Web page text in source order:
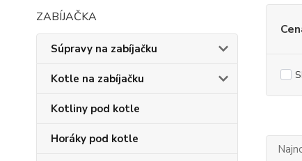
ZABÍJAČKA
Súpravy na zabíjačku
Kotle na zabíjačku
Kotliny pod kotle
Horáky pod kotle